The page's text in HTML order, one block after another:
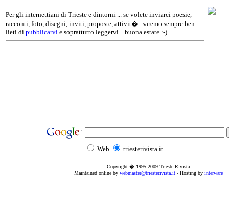
Per gli internettiani di Trieste e dintorni ... se volete inviarci poesie,
racconti, foto, disegni, inviti, proposte, attivit�.. saremo sempre ben
lieti di pubblicarvi e soprattutto leggervi... buona estate :-)
Web triesterivista.it
Copyright � 1995-2009 Trieste Rivista
Maintained online by webmaster@triesterivista.it- Hosting by interware